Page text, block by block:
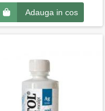
Adauga in cos